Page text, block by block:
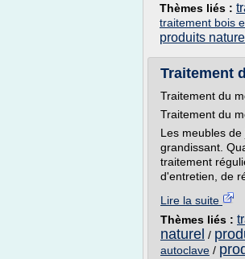
Thèmes liés :
traitement bois
produits naturel
Traitement
Traitement du
Traitement du
Les meubles
grandissant.
traitement
d'entretien, de
Lire la suite
Thèmes liés :
naturel /
autoclave /